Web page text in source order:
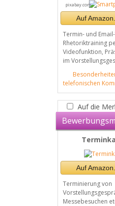
pixabay.com
Auf
Termin- und
Rhetoriktraining
Videofunktion,
im
telefonischen
Auf die
Auf
Terminierung von
Messebesuchen